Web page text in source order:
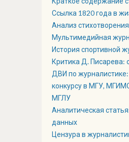
Ссылка 1820 года в
Анализ
Мультимедийная
История спортивной
Критика Д. Писарева:
ДВИ по журналистике:
конкурсу в МГУ,
МГЛУ
Аналитическая
данных
Цензура в